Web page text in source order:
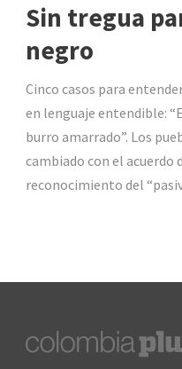
Sin tregua
negro
Cinco casos para
en lenguaje entendible:
burro amarrado”. Los
cambiado con el acuerdo
reconocimiento del